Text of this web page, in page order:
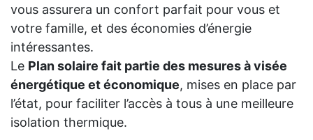
vous assurera un confort parfait pour vous et
votre famille, et des économies d’énergie
intéressantes.
Le Plan solaire fait partie des mesures à visée
énergétique et économique, mises en place par
l’état, pour faciliter l’accès à tous à une meilleure
isolation thermique.